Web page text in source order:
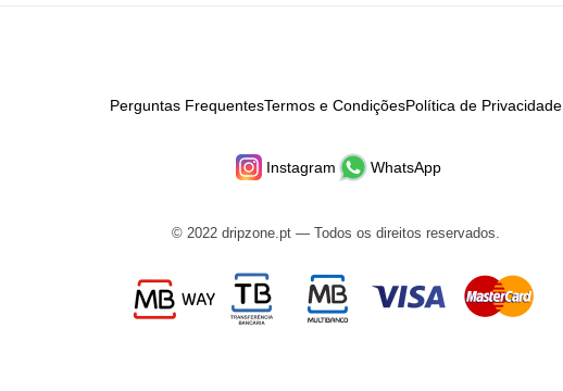
Perguntas FrequentesTermos e CondiçõesPolítica de Privacidade
Instagram WhatsApp
© 2022 dripzone.pt — Todos os direitos reservados.